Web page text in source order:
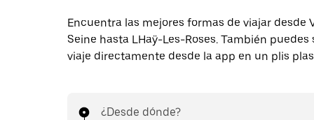
Encuentra las mejores formas de viajar desde
Seine hasta LHaÿ-Les-Roses. También
viaje directamente desde la app en un plis
¿Desde dónde?